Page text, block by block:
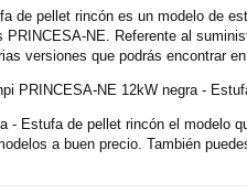
de pellet rincón es un modelo de
NE. Referente al
versiones que podrás encontrar en
PRINCESA-NE 12kW negra -
- Estufa de pellet rincón el
a buen precio. También